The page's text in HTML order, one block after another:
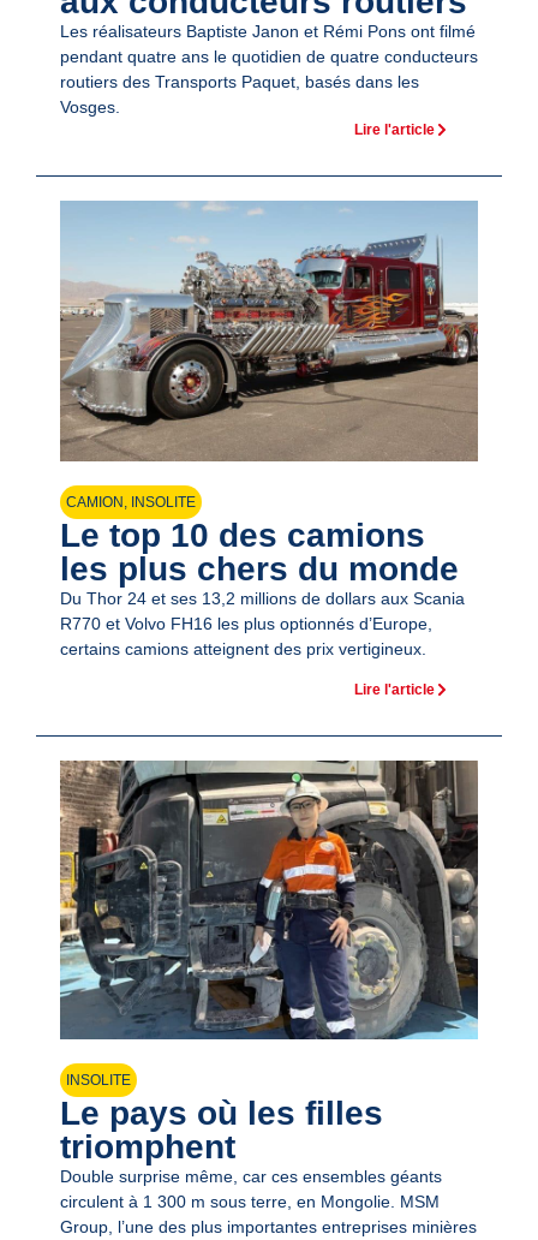
Les réalisateurs Baptiste Janon et Rémi Pons ont filmé
pendant quatre ans le quotidien de quatre conducteurs
routiers des Transports Paquet, basés dans les
Vosges.
Lire l'article
CAMION , INSOLITE
Le top 10 des camions
les plus chers du monde
Du Thor 24 et ses 13,2 millions de dollars aux Scania
R770 et Volvo FH16 les plus optionnés d’Europe,
certains camions atteignent des prix vertigineux.
Lire l'article
INSOLITE
Le pays où les filles
triomphent
Double surprise même, car ces ensembles géants
circulent à 1 300 m sous terre, en Mongolie. MSM
Group, l’une des plus importantes entreprises minières